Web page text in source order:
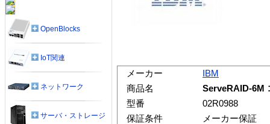
メーカー
IBM
商品名
ServeRAID-6M
型番
02R0988
保証条件
メーカー保証
OpenBlocks
IoT関連
ネットワーク
サーバ・ストレージ